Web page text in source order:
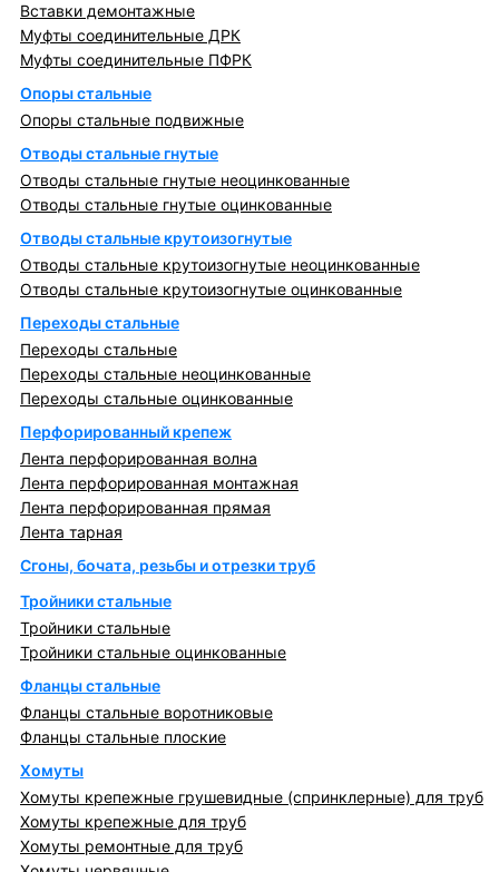
Вставки демонтажные
Муфты соединительные ДРК
Муфты соединительные ПФРК
Опоры стальные
Опоры стальные подвижные
Отводы стальные гнутые
Отводы стальные гнутые неоцинкованные
Отводы стальные гнутые оцинкованные
Отводы стальные крутоизогнутые
Отводы стальные крутоизогнутые неоцинкованные
Отводы стальные крутоизогнутые оцинкованные
Переходы стальные
Переходы стальные
Переходы стальные неоцинкованные
Переходы стальные оцинкованные
Перфорированный крепеж
Лента перфорированная волна
Лента перфорированная монтажная
Лента перфорированная прямая
Лента тарная
Сгоны, бочата, резьбы и отрезки труб
Тройники стальные
Тройники стальные
Тройники стальные оцинкованные
Фланцы стальные
Фланцы стальные воротниковые
Фланцы стальные плоские
Хомуты
Хомуты крепежные грушевидные (спринклерные) для труб
Хомуты крепежные для труб
Хомуты ремонтные для труб